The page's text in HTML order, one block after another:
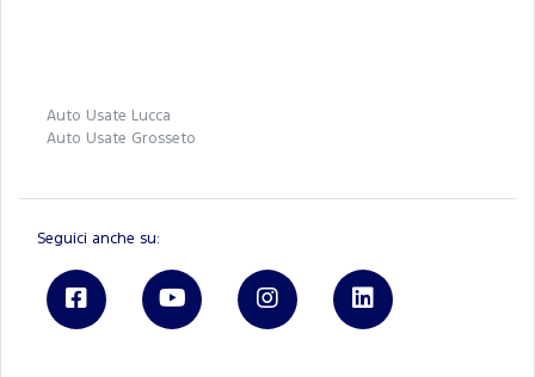
Auto Usate Lucca
Auto Usate Grosseto
Seguici anche su: